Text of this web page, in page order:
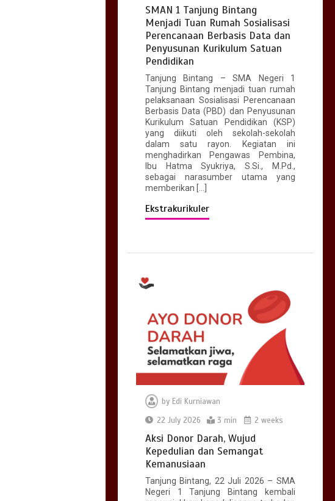
0 3 min
Upacara Bendera Hari
Pertama Sekolah
0 3 min
SMAN 1 Tanjung Bintang
Menjadi Tuan Rumah Sosialisasi
Perencanaan Berbasis Data dan
Penyusunan Kurikulum Satuan
Pendidikan
Tanjung Bintang – SMA Negeri 1
Tanjung Bintang menjadi tuan rumah
pelaksanaan Sosialisasi Perencanaan
Berbasis Data (PBD) dan Penyusunan
Kurikulum Satuan Pendidikan (KSP)
yang diikuti oleh sekolah-sekolah
dalam satu rayon. Kegiatan ini
menghadirkan Pengawas Pembina,
Ibu Hatma Syukriya, S.Si., M.Pd.,
sebagai narasumber utama yang
memberikan […]
Ekstrakurikuler
by Edi Kurniawan
22 July 2026
3 min 2 weeks
Aksi Donor Darah, Wujud
Kepedulian dan Semangat
Kemanusiaan
Tanjung Bintang, 22 Juli 2026 – SMA
Negeri 1 Tanjung Bintang kembali